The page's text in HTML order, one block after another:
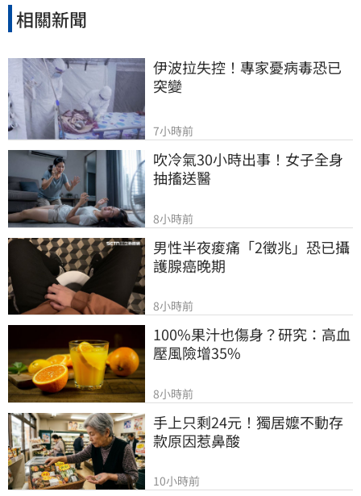
相關新聞
伊波拉失控！專家憂病毒恐已
突變
7小時前
吹冷氣30小時出事！女子全身
抽搐送醫
8小時前
男性半夜痠痛「2徵兆」恐已攝
護腺癌晚期
8小時前
100%果汁也傷身？研究：高血
壓風險增35%
8小時前
手上只剩24元！獨居嬤不動存
款原因惹鼻酸
10小時前